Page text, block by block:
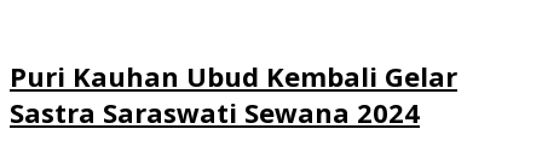
Puri Kauhan Ubud Kembali Gelar
Sastra Saraswati Sewana 2024